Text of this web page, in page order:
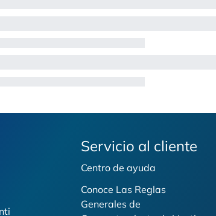
Servicio al cliente
Centro de ayuda
Conoce Las Reglas
Generales de